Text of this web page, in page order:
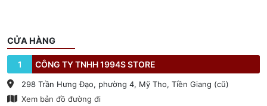
CỬA HÀNG
1 CÔNG TY TNHH 1994S STORE
298 Trần Hưng Đạo, phường 4, Mỹ Tho, Tiền Giang (cũ)
Xem bản đồ đường đi